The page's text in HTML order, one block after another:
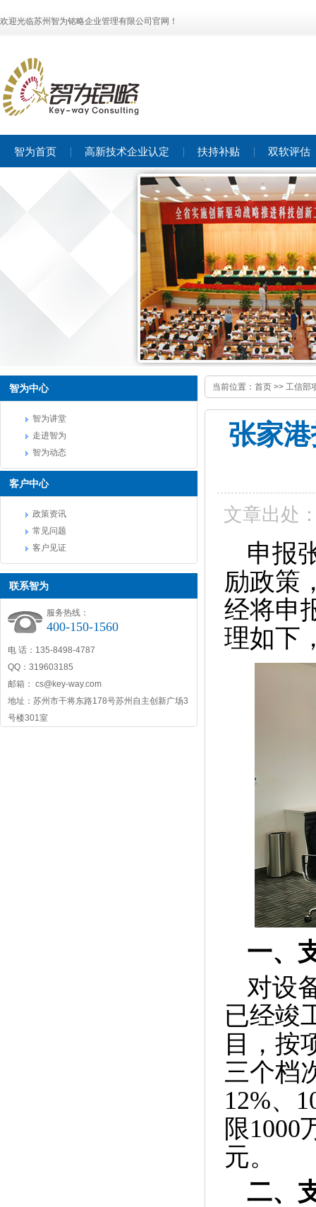
欢迎光临苏州智为铭略企业管理有限公司官网！
智为首页 高新技术企业认定 扶持补贴 双软评估
智为中心
智为讲堂
走进智为
智为动态
客户中心
政策资讯
常见问题
客户见证
联系智为
服务热线：
400-150-1560
电 话：135-8498-4787
QQ：319603185
邮箱： cs@key-way.com
地址：苏州市干将东路178号苏州自主创新广场3
号楼301室
当前位置： 首页 >> 工信部
张家
文章出处
申报
励政策
经将申
理如下
一、
对设
已经竣
目，按
三个档
12%、
限1000
元。
二、